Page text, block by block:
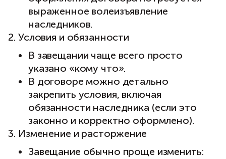
выраженное волеизъявление
наследников.
Условия и обязанности
В завещании чаще всего просто
указано «кому что».
В договоре можно детально
закрепить условия, включая
обязанности наследника (если это
законно и корректно оформлено).
Изменение и расторжение
Завещание обычно проще изменить: